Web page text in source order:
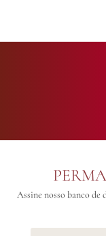
Assine nosso banco de